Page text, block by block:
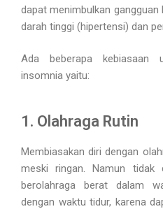
dapat menimbulkan gangguan
darah tinggi (hipertensi) dan
Ada beberapa kebiasaan
insomnia yaitu:
1. Olahraga Rutin
Membiasakan diri dengan
meski ringan. Namun tidak
berolahraga berat dalam
dengan waktu tidur, karena